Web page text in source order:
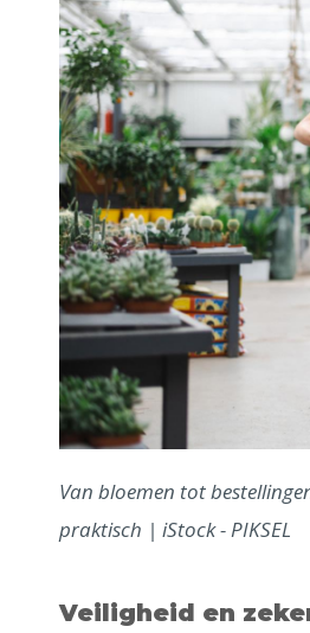
Van bloemen tot
praktisch | iStock - PIKSEL
Veiligheid en